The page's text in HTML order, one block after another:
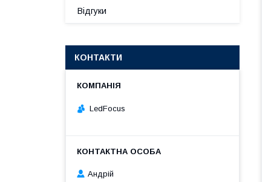
Відгуки
КОНТАКТИ
LedFocus
Андрій